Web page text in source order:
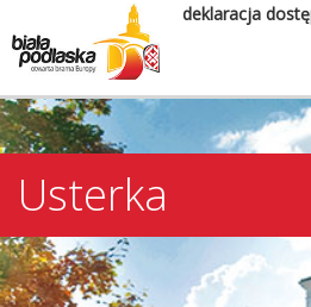
deklaracja
Usterka